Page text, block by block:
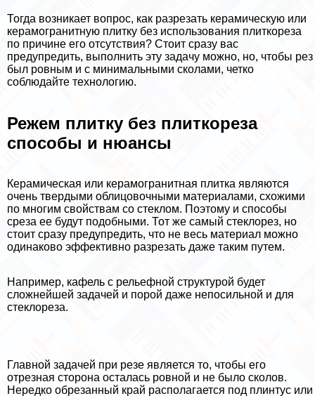
Тогда возникает вопрос, как разрезать керамическую или
керамогранитную плитку без использования плиткореза
по причине его отсутствия? Стоит сразу вас
предупредить, выполнить эту задачу можно, но, чтобы рез
был ровным и с минимальными сколами, четко
соблюдайте технологию.
Режем плитку без плиткореза
способы и нюансы
Керамическая или керамогранитная плитка являются
очень твердыми облицовочными материалами, схожими
по многим свойствам со стеклом. Поэтому и способы
среза ее будут подобными. Тот же самый стеклорез, но
стоит сразу предупредить, что не весь материал можно
одинаково эффективно разрезать даже таким путем.
Например, кафель с рельефной структурой будет
сложнейшей задачей и порой даже непосильной и для
стеклореза.
Главной задачей при резе является то, чтобы его
отрезная сторона осталась ровной и не было сколов.
Нередко обрезанный край располагается под плинтус или